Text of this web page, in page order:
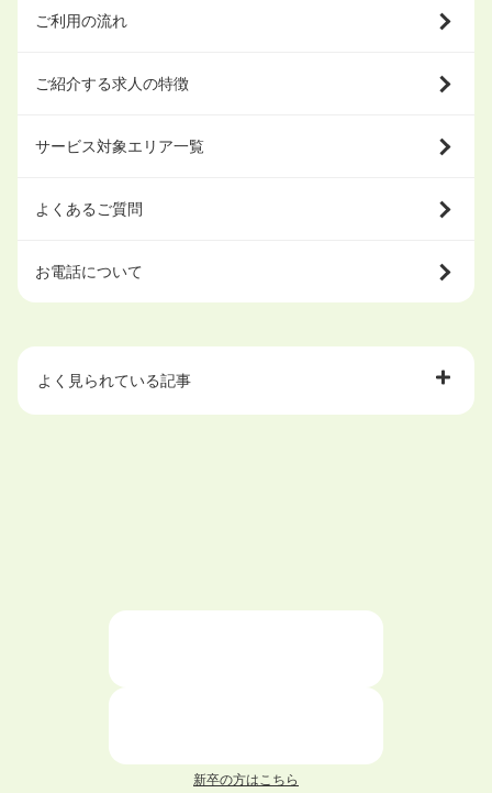
ご利用の流れ
ご紹介する求人の特徴
サービス対象エリア一覧
よくあるご質問
お電話について
よく見られている記事
仕事が続かない人の特徴と対処法を解説！
面接 記事一覧
新卒の方はこちら